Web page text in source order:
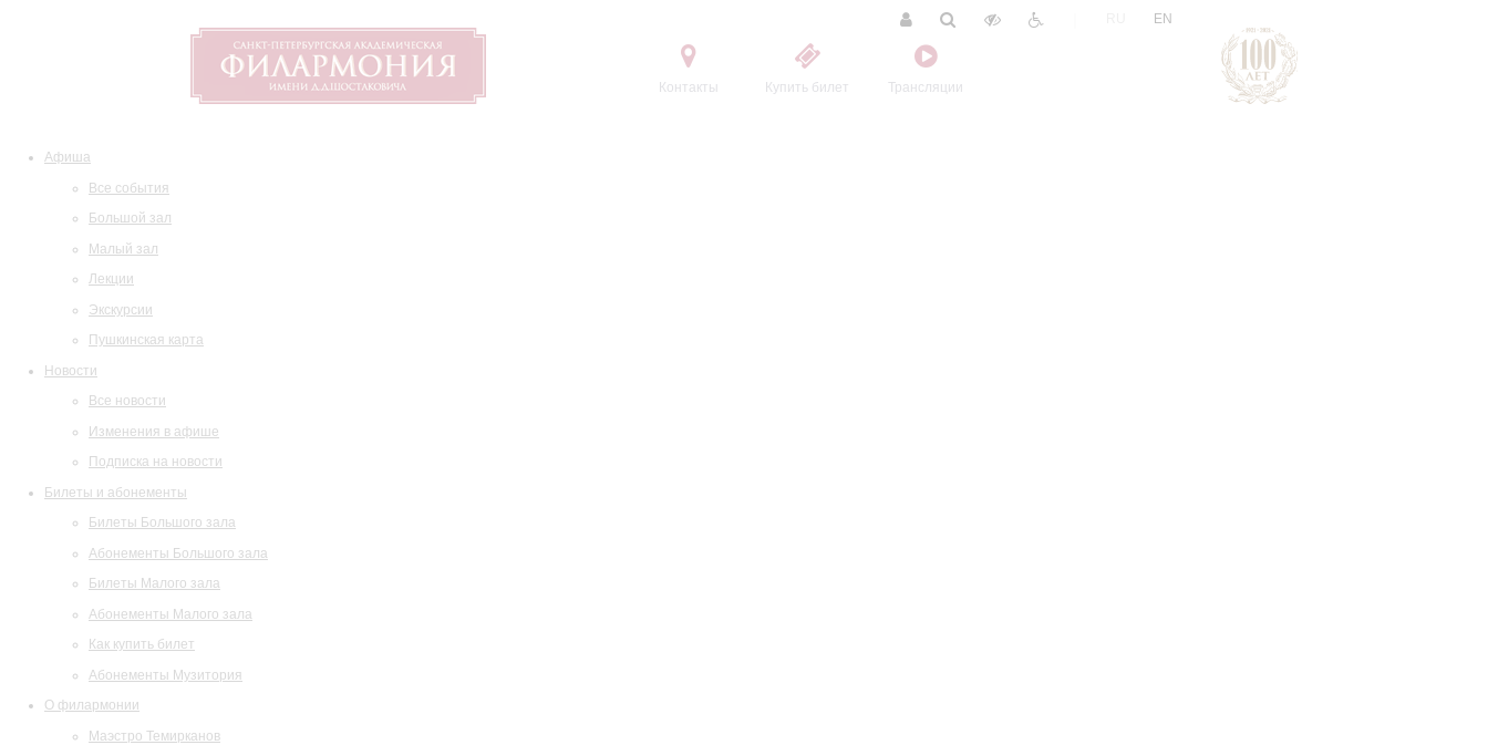
Контакты Купить билет Трансляции
EN
Афиша
Все события
Большой зал
Малый зал
Лекции
Экскурсии
Пушкинская карта
Новости
Все новости
Изменения в афише
Подписка на новости
Билеты и абонементы
Билеты Большого зала
Абонементы Большого зала
Билеты Малого зала
Абонементы Малого зала
Как купить билет
Абонементы Музитория
О филармонии
Маэстро Темирканов